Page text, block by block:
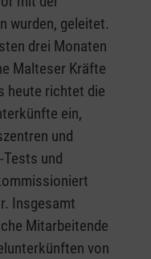
wurden, geleitet.
drei Monaten
Malteser Kräfte
heute richtet die
ein,
und
und
Insgesamt
Mitarbeitende
von